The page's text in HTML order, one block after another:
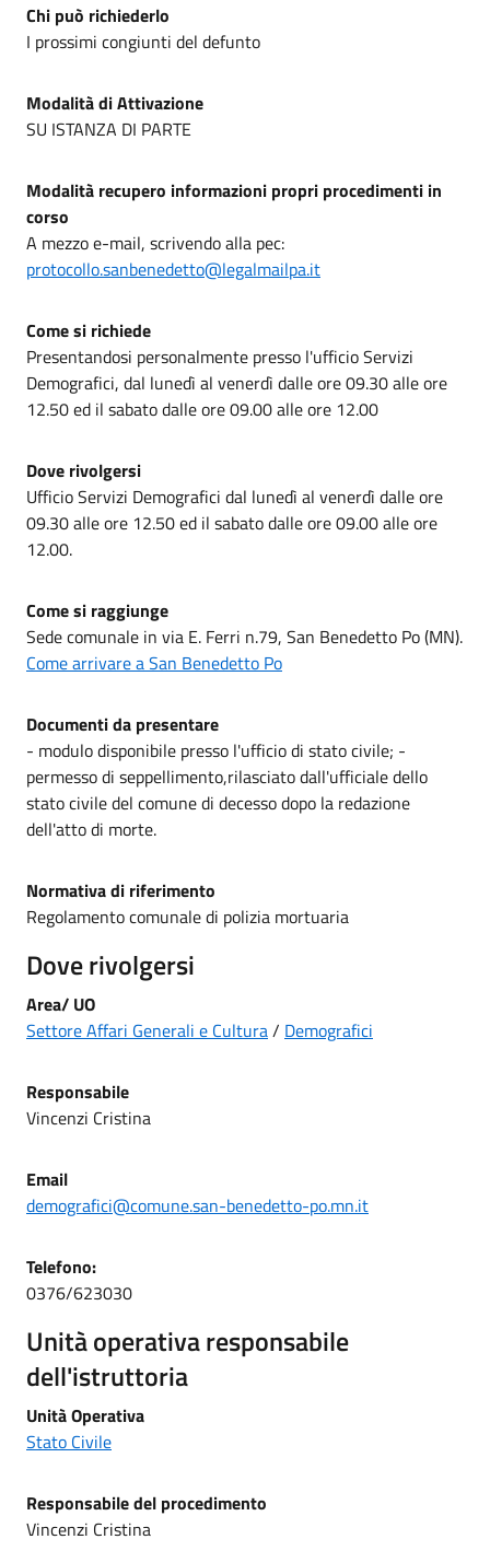
Chi può richiederlo
I prossimi congiunti del defunto
Modalità di Attivazione
SU ISTANZA DI PARTE
Modalità recupero informazioni propri procedimenti in
corso
A mezzo e-mail, scrivendo alla pec:
protocollo.sanbenedetto@legalmailpa.it
Come si richiede
Presentandosi personalmente presso l'ufficio Servizi
Demografici, dal lunedì al venerdì dalle ore 09.30 alle ore
12.50 ed il sabato dalle ore 09.00 alle ore 12.00
Dove rivolgersi
Ufficio Servizi Demografici dal lunedì al venerdì dalle ore
09.30 alle ore 12.50 ed il sabato dalle ore 09.00 alle ore
12.00.
Come si raggiunge
Sede comunale in via E. Ferri n.79, San Benedetto Po (MN).
Come arrivare a San Benedetto Po
Documenti da presentare
- modulo disponibile presso l'ufficio di stato civile; -
permesso di seppellimento,rilasciato dall'ufficiale dello
stato civile del comune di decesso dopo la redazione
dell'atto di morte.
Normativa di riferimento
Regolamento comunale di polizia mortuaria
Dove rivolgersi
Area/ UO
Settore Affari Generali e Cultura/ Demografici
Responsabile
Vincenzi Cristina
Email
demografici@comune.san-benedetto-po.mn.it
Telefono:
0376/623030
Unità operativa responsabile
dell'istruttoria
Unità Operativa
Stato Civile
Responsabile del procedimento
Vincenzi Cristina